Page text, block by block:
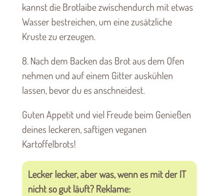
kannst die Brotlaibe zwischendurch mit etwas
Wasser bestreichen, um eine zusätzliche
Kruste zu erzeugen.
8. Nach dem Backen das Brot aus dem Ofen
nehmen und auf einem Gitter auskühlen
lassen, bevor du es anschneidest.
Guten Appetit und viel Freude beim Genießen
deines leckeren, saftigen veganen
Kartoffelbrots!
Lecker lecker, aber was, wenn es mit der IT
nicht so gut läuft? Reklame: